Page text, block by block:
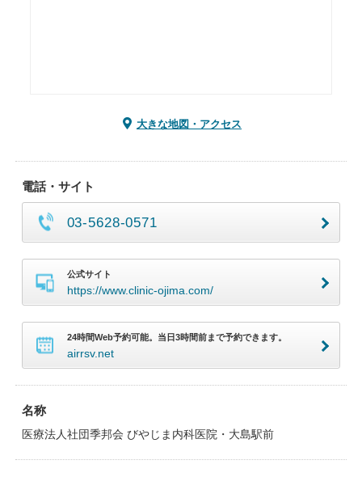
大きな地図・アクセス
電話・サイト
03-5628-0571
公式サイト
https://www.clinic-ojima.com/
24時間Web予約可能。当日3時間前まで予約できます。
airrsv.net
名称
医療法人社団季邦会 びやじま内科医院・大島駅前